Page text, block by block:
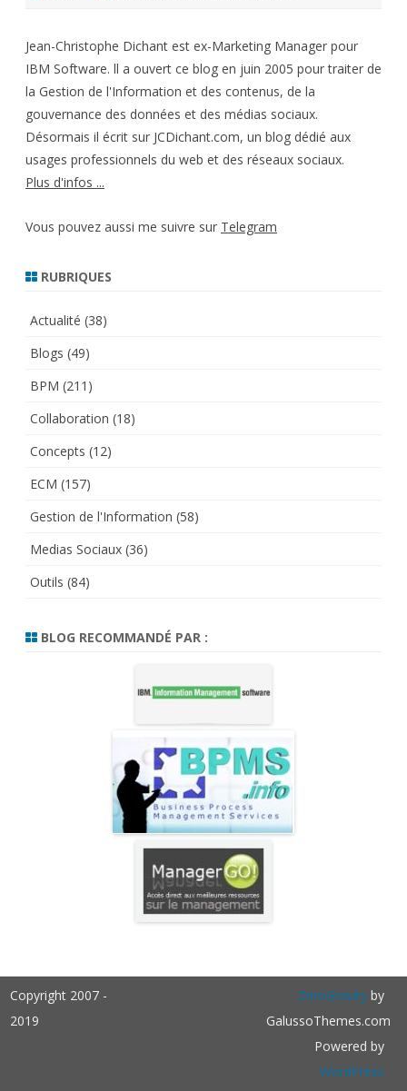
Jean-Christophe Dichant est ex-Marketing Manager pour
IBM Software. ll a ouvert ce blog en juin 2005 pour traiter de
la Gestion de l'Information et des contenus, de la
gouvernance des données et des médias sociaux.
Désormais il écrit sur JCDichant.com, un blog dédié aux
usages professionnels du web et des réseaux sociaux.
Plus d'infos ...
Vous pouvez aussi me suivre sur Telegram
RUBRIQUES
Actualité (38)
Blogs (49)
BPM (211)
Collaboration (18)
Concepts (12)
ECM (157)
Gestion de l'Information (58)
Medias Sociaux (36)
Outils (84)
BLOG RECOMMANDÉ PAR :
Copyright 2007 -
2019
ZeroGravityby
GalussoThemes.com
Powered by
WordPress